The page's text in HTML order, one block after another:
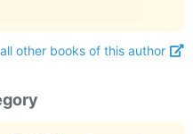
んと、飼育員さんの
。 こちらの製品化も
のすごーく嬉しいで
other books of this author